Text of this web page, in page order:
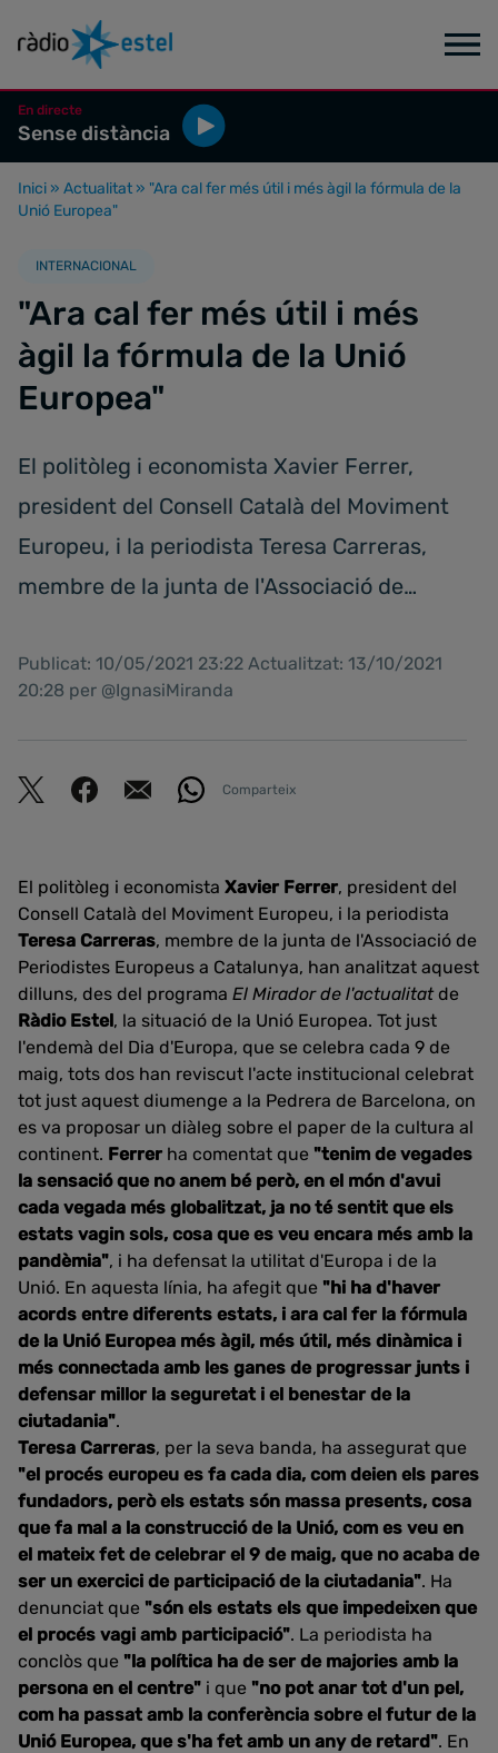
En directe
Sense distància
Inici » Actualitat » "Ara cal fer més útil i més àgil la fórmula de la
Unió Europea"
INTERNACIONAL
"Ara cal fer més útil i més
àgil la fórmula de la Unió
Europea"
El politòleg i economista Xavier Ferrer,
president del Consell Català del Moviment
Europeu, i la periodista Teresa Carreras,
membre de la junta de l'Associació de…
Publicat: 10/05/2021 23:22 Actualitzat: 13/10/2021
20:28 per @IgnasiMiranda
Comparteix
El politòleg i economista Xavier Ferrer, president del
Consell Català del Moviment Europeu, i la periodista
Teresa Carreras, membre de la junta de l'Associació de
Periodistes Europeus a Catalunya, han analitzat aquest
dilluns, des del programa El Mirador de l'actualitat de
Ràdio Estel, la situació de la Unió Europea. Tot just
l'endemà del Dia d'Europa, que se celebra cada 9 de
maig, tots dos han reviscut l'acte institucional celebrat
tot just aquest diumenge a la Pedrera de Barcelona, on
es va proposar un diàleg sobre el paper de la cultura al
continent. Ferrer ha comentat que "tenim de vegades
la sensació que no anem bé però, en el món d'avui
cada vegada més globalitzat, ja no té sentit que els
estats vagin sols, cosa que es veu encara més amb la
pandèmia", i ha defensat la utilitat d'Europa i de la
Unió. En aquesta línia, ha afegit que "hi ha d'haver
acords entre diferents estats, i ara cal fer la fórmula
de la Unió Europea més àgil, més útil, més dinàmica i
més connectada amb les ganes de progressar junts i
defensar millor la seguretat i el benestar de la
ciutadania".
Teresa Carreras, per la seva banda, ha assegurat que
"el procés europeu es fa cada dia, com deien els pares
fundadors, però els estats són massa presents, cosa
que fa mal a la construcció de la Unió, com es veu en
el mateix fet de celebrar el 9 de maig, que no acaba de
ser un exercici de participació de la ciutadania". Ha
denunciat que "són els estats els que impedeixen que
el procés vagi amb participació". La periodista ha
conclòs que "la política ha de ser de majories amb la
persona en el centre" i que "no pot anar tot d'un pel,
com ha passat amb la conferència sobre el futur de la
Unió Europea, que s'ha fet amb un any de retard". En